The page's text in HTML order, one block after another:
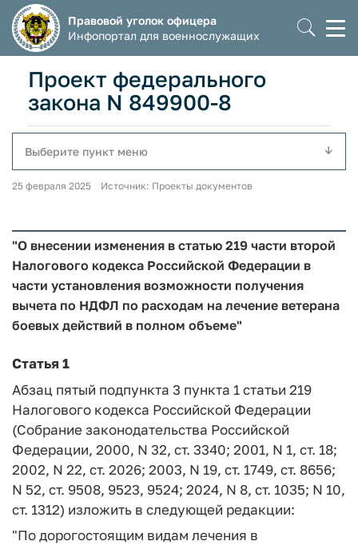
Правовой уголок офицера
Инфопортал для военнослужащих
Проект федерального
закона N 849900-8
Выберите пункт меню
25 февраля 2025 Источник: Проекты документов
"О внесении изменения в статью 219 части второй
Налогового кодекса Российской Федерации в
части установления возможности получения
вычета по НДФЛ по расходам на лечение ветерана
боевых действий в полном объеме"
Статья 1
Абзац пятый подпункта 3 пункта 1 статьи 219
Налогового кодекса Российской Федерации
(Собрание законодательства Российской
Федерации, 2000, N 32, ст. 3340; 2001, N 1, ст. 18;
2002, N 22, ст. 2026; 2003, N 19, ст. 1749, ст. 8656;
N 52, ст. 9508, 9523, 9524; 2024, N 8, ст. 1035; N 10,
ст. 1312) изложить в следующей редакции:
"По дорогостоящим видам лечения в